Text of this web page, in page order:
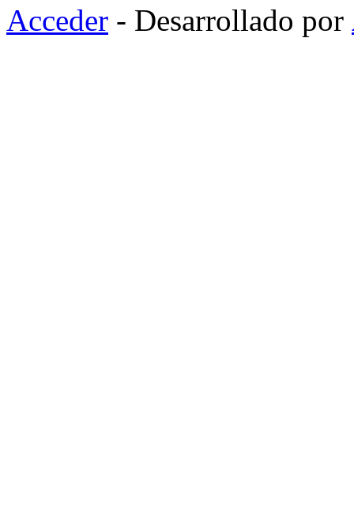
Acceder - Desarrollado por